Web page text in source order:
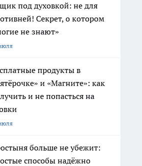
под духовкой: не для
Секрет, о котором
не знают»
продукты в
и «Магните»: как
и не попасться на
больше не убежит:
способы надёжно